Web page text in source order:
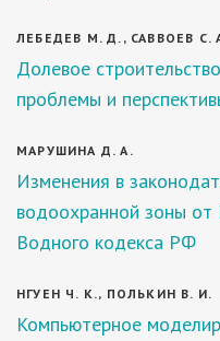
ЛЕБЕДЕВ М. Д., САВВОЕВ С.
Долевое
проблемы и
МАРУШИНА Д. А.
Изменения в
водоохранной зоны
Водного кодекса РФ
НГУЕН Ч. К., ПОЛЬКИН В. И.
Компьютерное